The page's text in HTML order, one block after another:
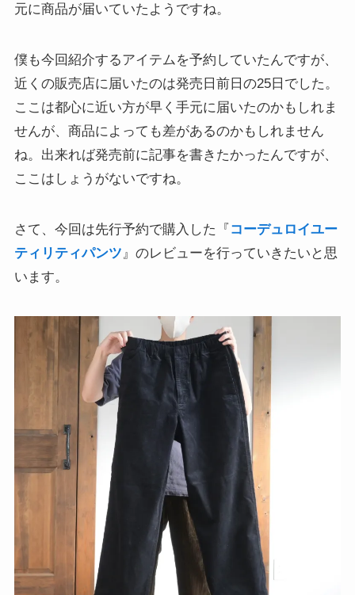
元に商品が届いていたようですね。
僕も今回紹介するアイテムを予約していたんですが、
近くの販売店に届いたのは発売日前日の25日でした。
ここは都心に近い方が早く手元に届いたのかもしれま
せんが、商品によっても差があるのかもしれません
ね。出来れば発売前に記事を書きたかったんですが、
ここはしょうがないですね。
さて、今回は先行予約で購入した『 コーデュロイユー
ティリティパンツ』のレビューを行っていきたいと思
います。